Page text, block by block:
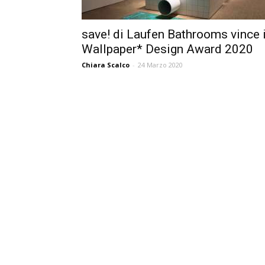
save! di Laufen Bathrooms vince
Wallpaper* Design Award 2020
Chiara Scalco - 24 Marzo 2020